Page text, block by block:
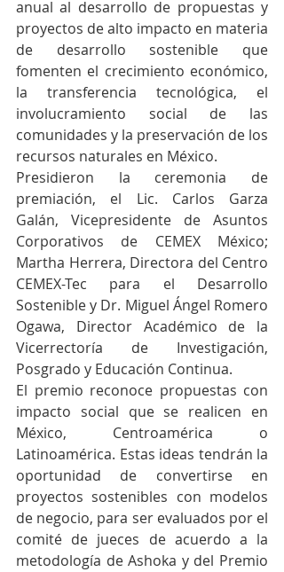
anual al desarrollo de propuestas y
proyectos de alto impacto en materia
de desarrollo sostenible que
fomenten el crecimiento económico,
la transferencia tecnológica, el
involucramiento social de las
comunidades y la preservación de los
recursos naturales en México.
Presidieron la ceremonia de
premiación, el Lic. Carlos Garza
Galán, Vicepresidente de Asuntos
Corporativos de CEMEX México;
Martha Herrera, Directora del Centro
CEMEX-Tec para el Desarrollo
Sostenible y Dr. Miguel Ángel Romero
Ogawa, Director Académico de la
Vicerrectoría de Investigación,
Posgrado y Educación Continua.
El premio reconoce propuestas con
impacto social que se realicen en
México, Centroamérica o
Latinoamérica. Estas ideas tendrán la
oportunidad de convertirse en
proyectos sostenibles con modelos
de negocio, para ser evaluados por el
comité de jueces de acuerdo a la
metodología de Ashoka y del Premio